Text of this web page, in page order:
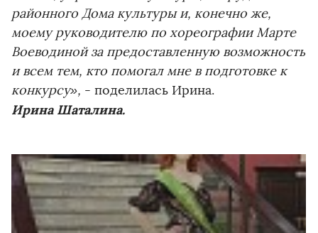
районного Дома культуры и, конечно же,
моему руководителю по хореографии Марте
Воеводиной за предоставленную возможность
и всем тем, кто помогал мне в подготовке к
конкурсу», - поделилась Ирина.
Ирина Шаталина.